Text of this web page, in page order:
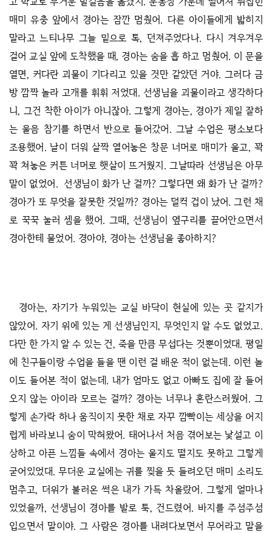
매미 유충 앞에서 경아는 잠깐 멈췄어. 다른 아이들에게 밟히지
말라고 느티나무 그늘 밑으로 톡, 던져주었다나. 다시 겨우겨우
걸어 교실 앞에 도착했을 때, 경아는 숨을 흡 하고 멈췄어. 이 문을
열면, 커다란 괴물이 기다리고 있을 것만 같았던 거야. 그러다 금
방 깜짝 놀라 고개를 휘휘 저었대. 선생님을 괴물이라고 생각하다
니, 그건 착한 아이가 아니잖아. 그렇게 경아는, 경아가 제일 잘하
는 울음 참기를 하면서 반으로 들어갔어. 그날 수업은 평소보다
조용했어. 날이 더워 살짝 열어놓은 창문 너머로 매미가 울고, 꽉
꽉 쳐놓은 커튼 너머로 햇살이 뜨거웠지. 그날따라 선생님은 아무
말이 없었어. 선생님이 화가 난 걸까? 그렇다면 왜 화가 난 걸까?
경아가 또 무엇을 잘못한 것일까? 경아는 덜컥 겁이 났어. 그런 채
로 꾹꾹 눌러 셈을 했어. 그때, 선생님이 옆구리를 끌어안으면서
경아한테 물었어. 경아야, 경아는 선생님을 좋아하지?
경아는, 자기가 누워있는 교실 바닥이 현실에 있는 곳 같지가
않았어. 자기 위에 있는 게 선생님인지, 무엇인지 알 수도 없었고.
다만 한 가지 알 수 있는 건, 죽을 만큼 무섭다는 것뿐이었대. 평일
에 친구들이랑 수업을 들을 땐 이런 걸 배운 적이 없는데. 이런 놀
이도 들어본 적이 없는데. 내가 엄마도 없고 아빠도 집에 잘 들어
오지 않는 아이라 모르는 걸까? 경아는 너무나 혼란스러웠어. 그
렇게 손가락 하나 움직이지 못한 채로 자꾸 깜빡이는 세상을 어지
럽게 바라보니 숨이 막혀왔어. 태어나서 처음 겪어보는 낯설고 이
상하고 아픈 느낌들 속에서 경아는 울지도 떨지도 못하고 그렇게
굳어있었대. 무더운 교실에는 귀를 찢을 듯 들려오던 매미 소리도
멈추고, 더위가 불러온 썩은 내가 가득 차올랐어. 그렇게 얼마나
있었을까, 선생님이 경아를 발로 툭, 건드렸어. 바지를 주섬주섬
입으면서 말이야. 그 사람은 경아를 내려다보면서 무어라고 말을